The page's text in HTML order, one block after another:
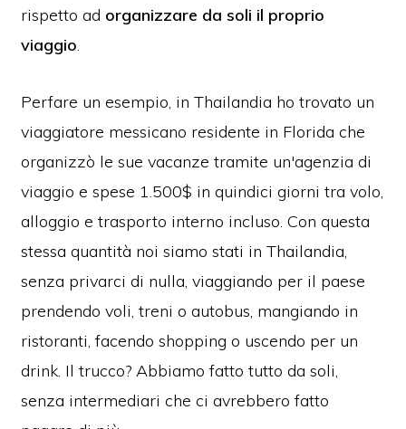
rispetto ad organizzare da soli il proprio
viaggio.
Perfare un esempio, in Thailandia ho trovato un
viaggiatore messicano residente in Florida che
organizzò le sue vacanze tramite un'agenzia di
viaggio e spese 1.500$ in quindici giorni tra volo,
alloggio e trasporto interno incluso. Con questa
stessa quantità noi siamo stati in Thailandia,
senza privarci di nulla, viaggiando per il paese
prendendo voli, treni o autobus, mangiando in
ristoranti, facendo shopping o uscendo per un
drink. Il trucco? Abbiamo fatto tutto da soli,
senza intermediari che ci avrebbero fatto